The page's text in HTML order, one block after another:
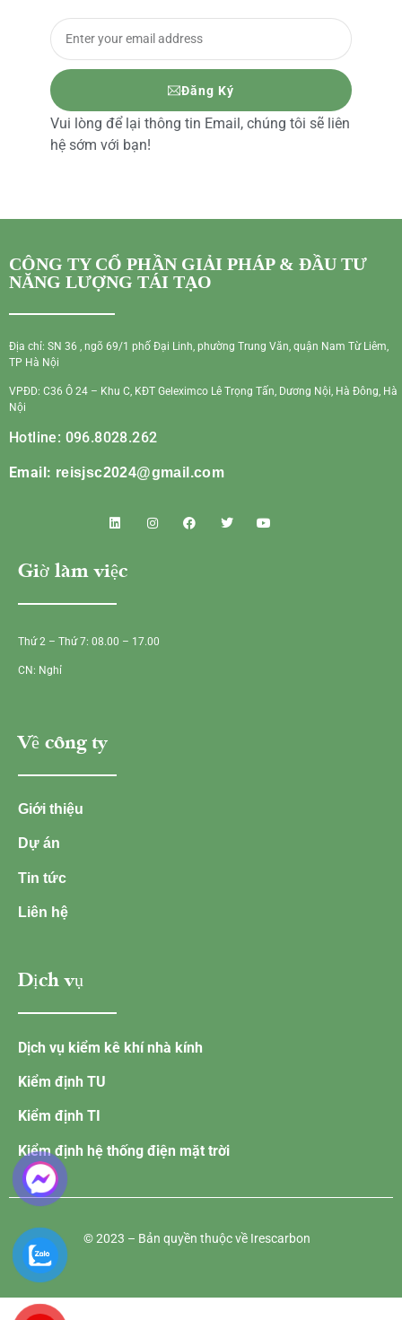
Đăng Ký
Vui lòng để lại thông tin Email, chúng tôi sẽ liên
hệ sớm với bạn!
CÔNG TY CỔ PHẦN GIẢI PHÁP & ĐẦU TƯ
NĂNG LƯỢNG TÁI TẠO
Địa chỉ: SN 36 , ngõ 69/1 phố Đại Linh, phường Trung Văn, quận Nam Từ Liêm,
TP Hà Nội
VPĐD: C36 Ô 24 – Khu C, KĐT Geleximco Lê Trọng Tấn, Dương Nội, Hà Đông, Hà
Nội
Hotline: 096.8028.262
Email: reisjsc2024@gmail.com
Giờ làm việc
Thứ 2 – Thứ 7: 08.00 – 17.00
CN: Nghỉ
Về công ty
Giới thiệu
Dự án
Tin tức
Liên hệ
Dịch vụ
Dịch vụ kiểm kê khí nhà kính
Kiểm định TU
Kiểm định TI
Kiểm định hệ thống điện mặt trời
© 2023 – Bản quyền thuộc về Irescarbon